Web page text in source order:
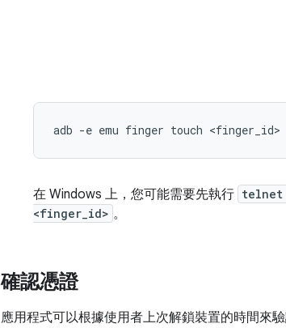
在 Windows 上，您可能需要先執行 telnet
<finger_id> 。
確認憑證
應用程式可以根據使用者上次解鎖裝置的時間來